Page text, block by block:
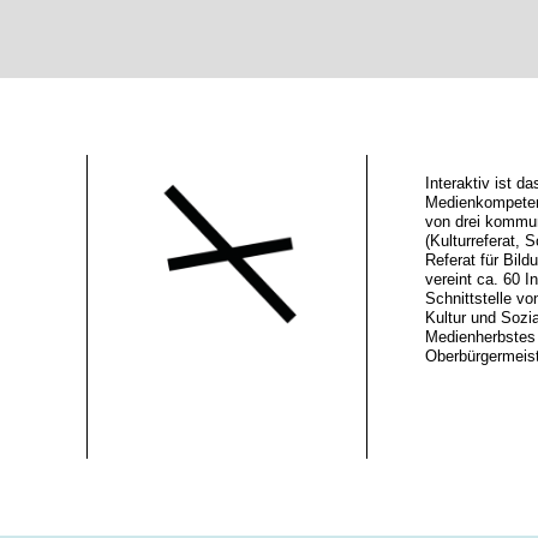
Interaktiv ist
von drei
(Kulturreferat,
Referat für
vereint ca. 60
Schnittstelle
Kultur und